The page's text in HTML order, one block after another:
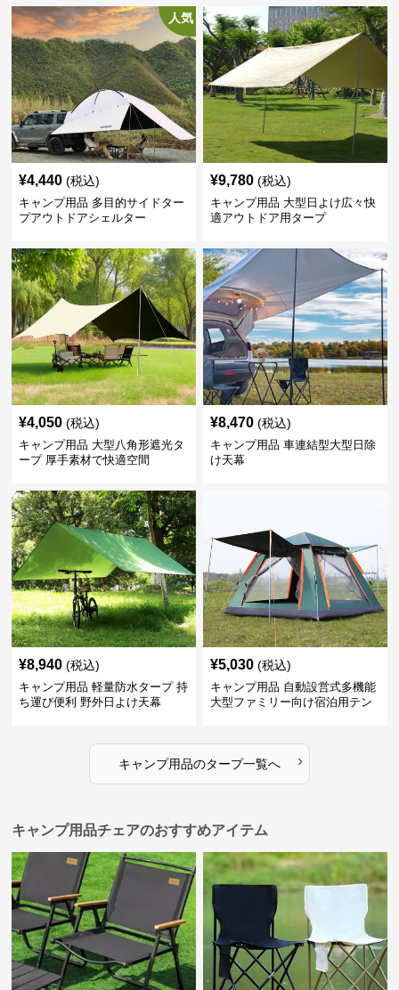
人気
¥4,440 (税込)
キャンプ用品 多目的サイドター
プアウトドアシェルター
¥9,780 (税込)
キャンプ用品 大型日よけ広々快
適アウトドア用タープ
¥4,050 (税込)
キャンプ用品 大型八角形遮光タ
ープ 厚手素材で快適空間
¥8,470 (税込)
キャンプ用品 車連結型大型日除
け天幕
¥8,940 (税込)
キャンプ用品 軽量防水タープ 持
ち運び便利 野外日よけ天幕
¥5,030 (税込)
キャンプ用品 自動設営式多機能
大型ファミリー向け宿泊用テン
キャンプ用品のタープ一覧へ ›
キャンプ用品チェアのおすすめアイテム